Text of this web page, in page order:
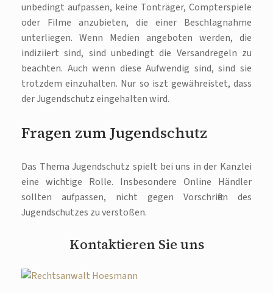
unbedingt aufpassen, keine Tonträger, Compterspiele
oder Filme anzubieten, die einer Beschlagnahme
unterliegen. Wenn Medien angeboten werden, die
indiziiert sind, sind unbedingt die Versandregeln zu
beachten. Auch wenn diese Aufwendig sind, sind sie
trotzdem einzuhalten. Nur so iszt gewähreistet, dass
der Jugendschutz eingehalten wird.
Fragen zum Jugendschutz
Das Thema Jugendschutz spielt bei uns in der Kanzlei
eine wichtige Rolle. Insbesondere Online Händler
sollten aufpassen, nicht gegen Vorschriften des
Jugendschutzes zu verstoßen.
Kontaktieren Sie uns